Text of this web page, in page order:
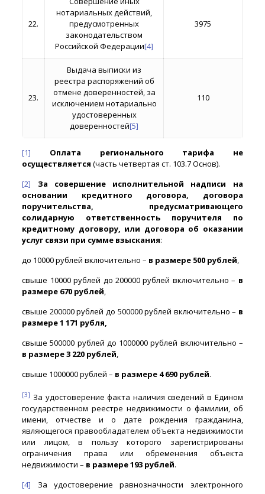
22.
нотариальных действий,
предусмотренных
законодательством
Российской Федерации[4]
3975
23.
Выдача выписки из
реестра распоряжений об
отмене доверенностей, за
исключением нотариально
удостоверенных
доверенностей[5]
110
[1]
Оплата регионального тарифа не
осуществляется (часть четвертая ст. 103.7 Основ).
[2]
За совершение исполнительной надписи на
основании кредитного договора, договора
поручительства, предусматривающего
солидарную ответственность поручителя по
кредитному договору, или договора об оказании
услуг связи при сумме взыскания:
до 10000 рублей включительно – в размере 500 рублей,
свыше 10000 рублей до 200000 рублей включительно – в
размере 670 рублей,
свыше 200000 рублей до 500000 рублей включительно – в
размере 1 171 рубля,
свыше 500000 рублей до 1000000 рублей включительно –
в размере 3 220 рублей,
свыше 1000000 рублей – в размере 4 690 рублей.
[3] За удостоверение факта наличия сведений в Едином
государственном реестре недвижимости о фамилии, об
имени, отчестве и о дате рождения гражданина,
являющегося правообладателем объекта недвижимости
или лицом, в пользу которого зарегистрированы
ограничения права или обременения объекта
недвижимости – в размере 193 рублей.
[4] За удостоверение равнозначности электронного